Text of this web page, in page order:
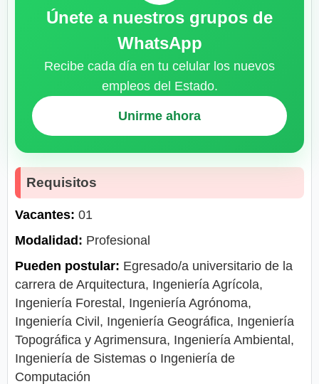
Únete a nuestros grupos de
WhatsApp
Recibe cada día en tu celular los nuevos
empleos del Estado.
Unirme ahora
Requisitos
Vacantes: 01
Modalidad: Profesional
Pueden postular: Egresado/a universitario de la
carrera de Arquitectura, Ingeniería Agrícola,
Ingeniería Forestal, Ingeniería Agrónoma,
Ingeniería Civil, Ingeniería Geográfica, Ingeniería
Topográfica y Agrimensura, Ingeniería Ambiental,
Ingeniería de Sistemas o Ingeniería de
Computación